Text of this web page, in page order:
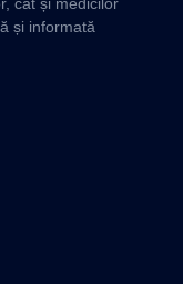
și informată